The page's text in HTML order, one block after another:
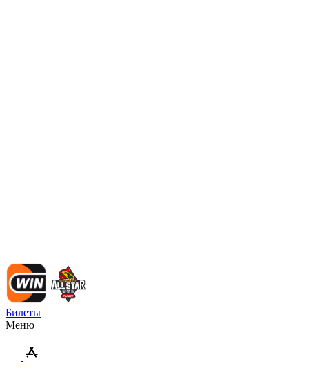
Билеты
Меню